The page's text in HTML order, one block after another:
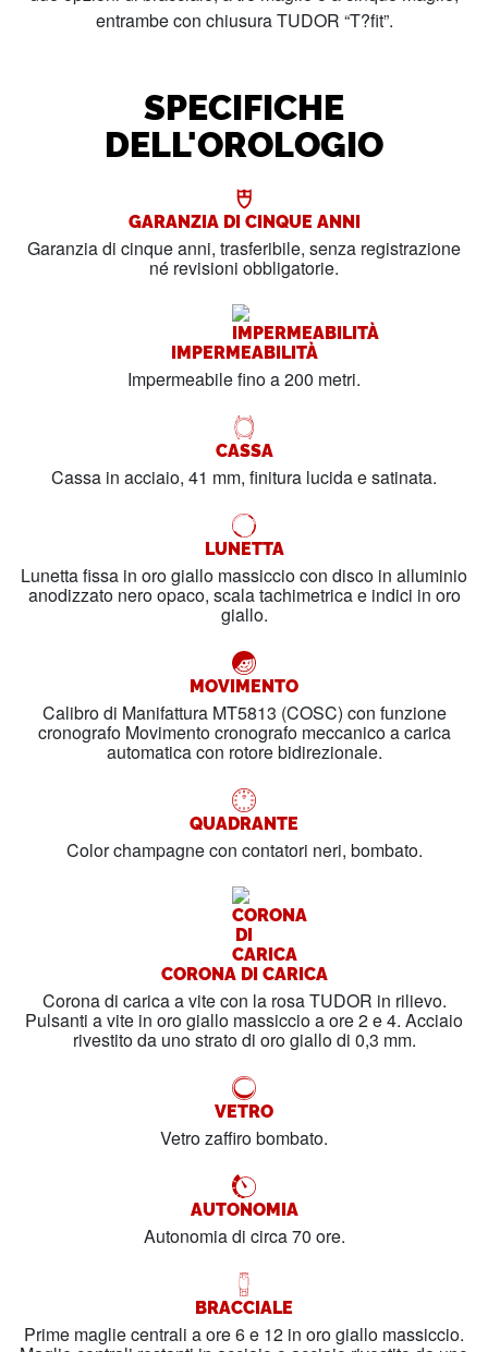
entrambe con chiusura TUDOR “T?fit”.
SPECIFICHE
DELL'OROLOGIO
GARANZIA DI CINQUE ANNI
Garanzia di cinque anni, trasferibile, senza registrazione
né revisioni obbligatorie.
IMPERMEABILITÀ
Impermeabile fino a 200 metri.
CASSA
Cassa in acciaio, 41 mm, finitura lucida e satinata.
LUNETTA
Lunetta fissa in oro giallo massiccio con disco in alluminio
anodizzato nero opaco, scala tachimetrica e indici in oro
giallo.
MOVIMENTO
Calibro di Manifattura MT5813 (COSC) con funzione
cronografo Movimento cronografo meccanico a carica
automatica con rotore bidirezionale.
QUADRANTE
Color champagne con contatori neri, bombato.
CORONA DI CARICA
Corona di carica a vite con la rosa TUDOR in rilievo.
Pulsanti a vite in oro giallo massiccio a ore 2 e 4. Acciaio
rivestito da uno strato di oro giallo di 0,3 mm.
VETRO
Vetro zaffiro bombato.
AUTONOMIA
Autonomia di circa 70 ore.
BRACCIALE
Prime maglie centrali a ore 6 e 12 in oro giallo massiccio.